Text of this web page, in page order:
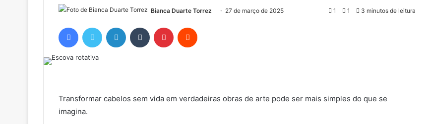
Bianca Duarte Torrez 27 de março de 2025 1 1 3 minutos de leitura
FacebookTwitter Linkedin Tumblr Pinterest
Transformar cabelos sem vida em verdadeiras obras de arte pode ser mais simples do que se
imagina.